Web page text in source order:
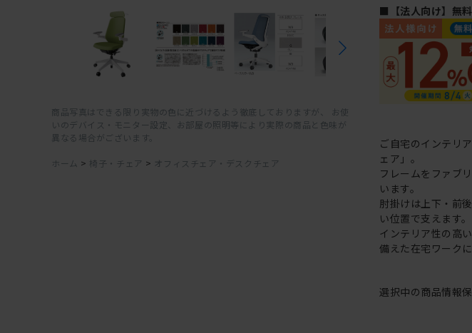
商品写真はできる限り実物の色に近づけるよう徹底しておりますが、 お使
いのデバイス・モニター設定、お部屋の照明等により実際の商品と色味が
異なる場合がございます。
ホーム > 椅子・チェア > オフィスチェア・デスクチェア
■【法人向け】無
ご自宅のインテリ
ェア」。
フレームをファブ
います。
肘掛けは上下・前
い位置で支えます。
インテリア性の高
備えた在宅ワーク
選択中の商品情報